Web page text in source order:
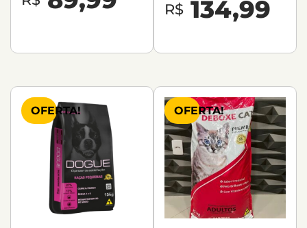
R$ 134,99
OFERTA! OFERTA!